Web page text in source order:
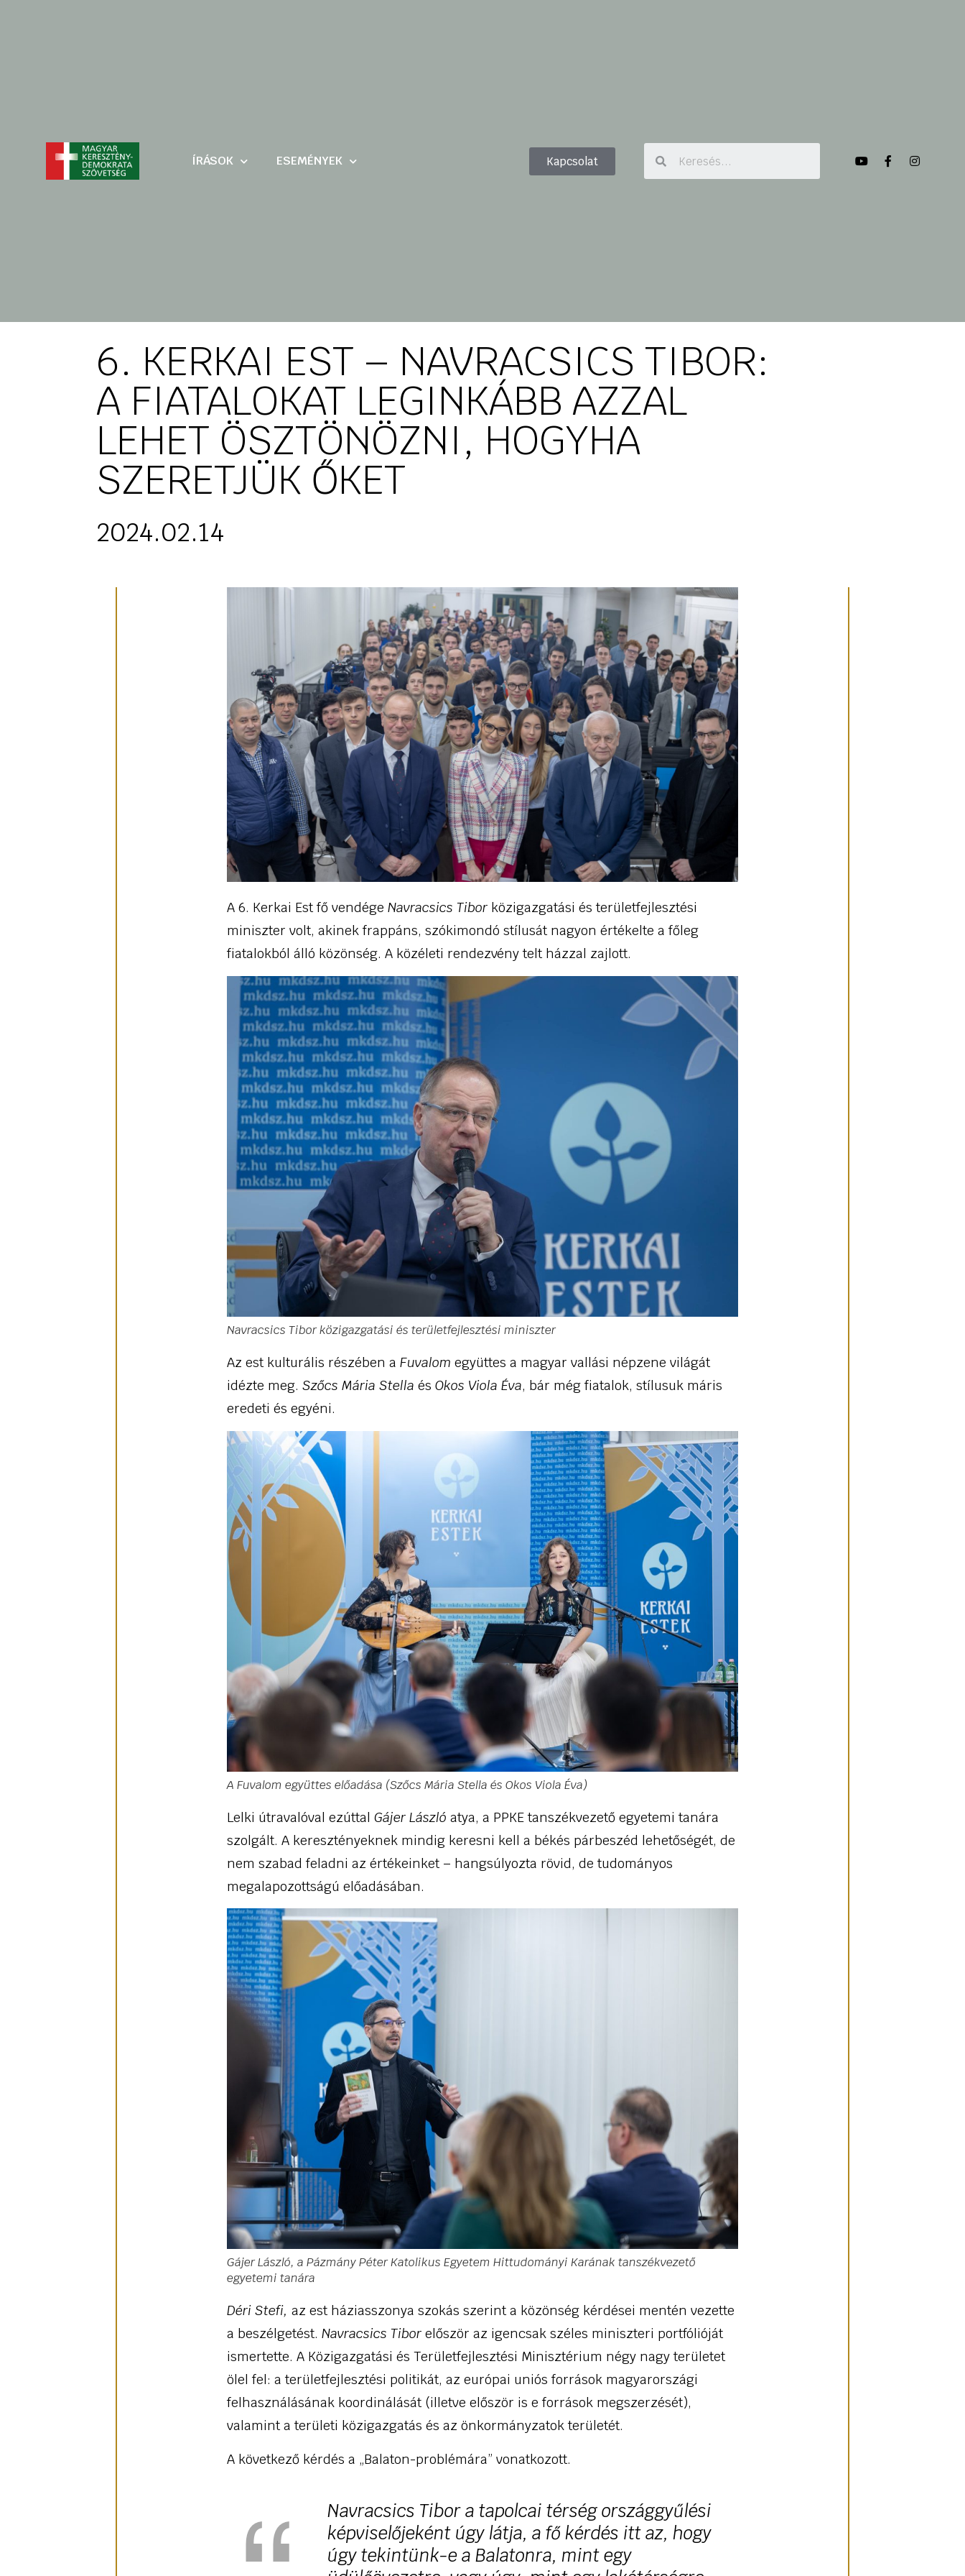
ÍRÁSOK ESEMÉNYEK Kapcsolat
6. KERKAI EST – NAVRACSICS TIBOR:
A FIATALOKAT LEGINKÁBB AZZAL
LEHET ÖSZTÖNÖZNI, HOGYHA
SZERETJÜK ŐKET
2024.02.14
A 6. Kerkai Est fő vendégeNavracsics Tibor közigazgatási és területfejlesztési
miniszter volt, akinek frappáns, szókimondó stílusát nagyon értékelte a főleg
fiatalokból álló közönség. A közéleti rendezvény telt házzal zajlott.
Navracsics Tibor közigazgatási és területfejlesztési miniszter
Az est kulturális részében aFuvalomegyüttes a magyar vallási népzene világát
idézte meg.Szőcs Mária Stella ésOkos Viola Éva, bár még fiatalok, stílusuk máris
eredeti és egyéni.
A Fuvalom együttes előadása (Szőcs Mária Stella ésOkos Viola Éva)
Lelki útravalóval ezúttalGájer László atya, a PPKE tanszékvezető egyetemi tanára
szolgált. A keresztényeknek mindig keresni kell a békés párbeszéd lehetőségét, de
nem szabad feladni az értékeinket – hangsúlyozta rövid, de tudományos
megalapozottságú előadásában.
Gájer László, a Pázmány Péter Katolikus Egyetem Hittudományi Karának tanszékvezető
egyetemi tanára
Déri Stefi,az est háziasszonya szokás szerint a közönség kérdései mentén vezette
a beszélgetést.Navracsics Tiborelőször az igencsak széles miniszteri portfólióját
ismertette. A Közigazgatási és Területfejlesztési Minisztérium négy nagy területet
ölel fel: a területfejlesztési politikát, az európai uniós források magyarországi
felhasználásának koordinálását (illetve először is e források megszerzését),
valamint a területi közigazgatás és az önkormányzatok területét.
A következő kérdés a „Balaton-problémára” vonatkozott.
Navracsics Tibor a tapolcai térség országgyűlési
képviselőjeként úgy látja, a fő kérdés itt az, hogy
úgy tekintünk-e a Balatonra, mint egy